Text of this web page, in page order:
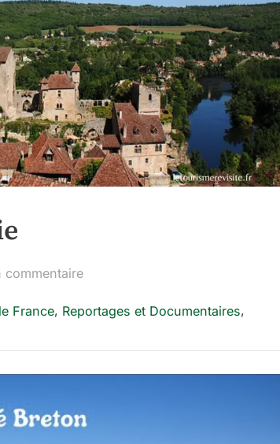
commentairesur
Cirq
France, Reportages et Documentaires,